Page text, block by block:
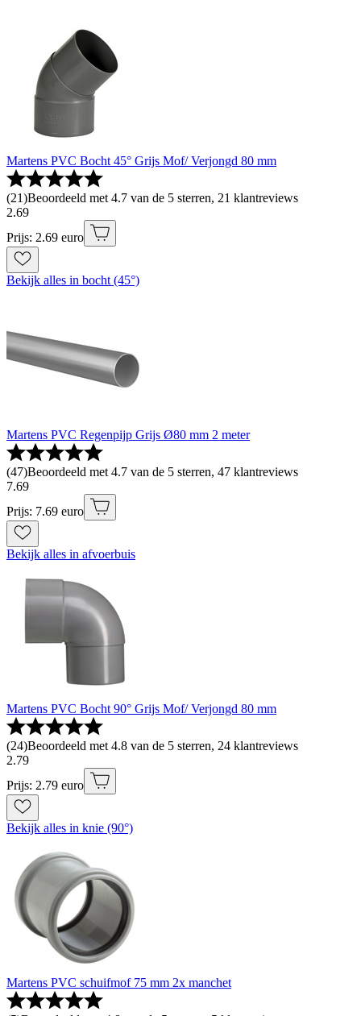
Martens PVC Bocht 45° Grijs Mof/ Verjongd 80 mm
(21)Beoordeeld met 4.7 van de 5 sterren, 21 klantreviews
2.69
Prijs: 2.69 euro
Bekijk alles in bocht (45°)
Martens PVC Regenpijp Grijs Ø80 mm 2 meter
(47)Beoordeeld met 4.7 van de 5 sterren, 47 klantreviews
7.69
Prijs: 7.69 euro
Bekijk alles in afvoerbuis
Martens PVC Bocht 90° Grijs Mof/ Verjongd 80 mm
(24)Beoordeeld met 4.8 van de 5 sterren, 24 klantreviews
2.79
Prijs: 2.79 euro
Bekijk alles in knie (90°)
Martens PVC schuifmof 75 mm 2x manchet